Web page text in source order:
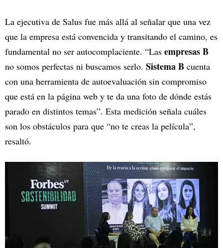
La ejecutiva de Salus fue más allá al señalar que una vez
que la empresa está convencida y transitando el camino, es
fundamental no ser autocomplaciente. “Las empresas B
no somos perfectas ni buscamos serlo. Sistema B cuenta
con una herramienta de autoevaluación sin compromiso
que está en la página web y te da una foto de dónde estás
parado en distintos temas”. Esta medición señala cuáles
son los obstáculos para que “no te creas la película”,
resaltó.